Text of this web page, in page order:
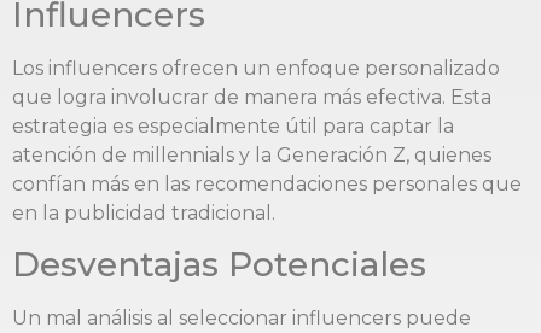
Influencers
Los influencers ofrecen un enfoque personalizado
que logra involucrar de manera más efectiva. Esta
estrategia es especialmente útil para captar la
atención de millennials y la Generación Z, quienes
confían más en las recomendaciones personales que
en la publicidad tradicional.
Desventajas Potenciales
Un mal análisis al seleccionar influencers puede